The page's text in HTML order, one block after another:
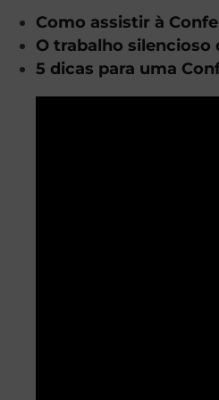
Como assistir à
O trabalho silencioso
5 dicas para uma